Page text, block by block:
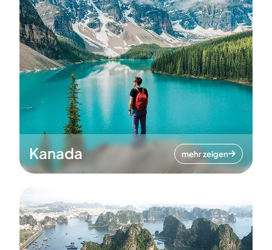
Kanada mehr zeigen